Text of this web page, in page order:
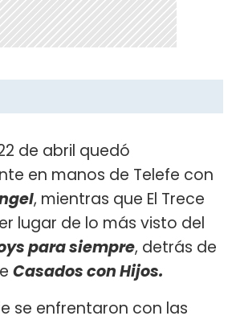
de abril quedó
en manos de Telefe con
, mientras que El Trece
lugar de lo más visto del
para siempre, detrás de
Casados con Hijos.
se enfrentaron con las